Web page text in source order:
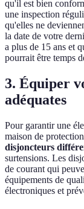
qu'il est bien
une inspection
qu'elles ne
la date de votre
a plus de 15 ans et
pourrait être temps
3. Équiper
adéquates
Pour garantir une
maison de
disjoncteurs
surtensions. Les
de courant qui
équipements de
électroniques et